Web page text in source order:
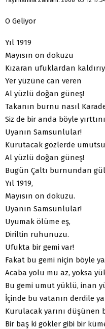
O Geliyor
Yıl 1919
Mayısın on dokuzu
Kızaran ufuklardan
Yer yüzüne can veren
Al yüzlü doğan güneş!
Takanın burnu nasıl
Siz de bir anda böyle
Uyanın Samsunlular!
Kurutacak gözlerde
Al yüzlü doğan güneş!
Bugün Çaltı burnundan
Yıl 1919,
Mayısın on dokuzu.
Uyanın Samsunlular!
Uyumak ölüme eş,
Diriltin ruhunuzu.
Ufukta bir gemi var!
Fakat bu gemi niçin böyle
Acaba yolu mu az, yoksa
Bu gemi umut yüklü, inan
İçinde bu vatanın derdile
Kurulacak yarını düşünen
Bir baş ki gökler gibi bir